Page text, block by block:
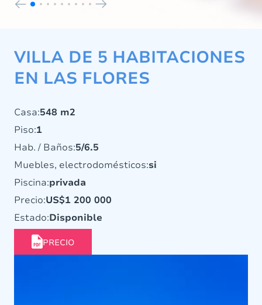
VILLA DE 5 HABITACIONES
EN LAS FLORES
Casa:548 m2
Piso:1
Hab. / Baños:5/6.5
Muebles, electrodomésticos:si
Piscina:privada
Precio:US$1 200 000
Estado:Disponible
PRECIO